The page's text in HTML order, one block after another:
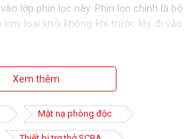
lớp phin lọc này. Phin lọc chính là bộ
kim loại khỏi không khí trước khi đi vào
Xem thêm
Mặt nạ phòng độc